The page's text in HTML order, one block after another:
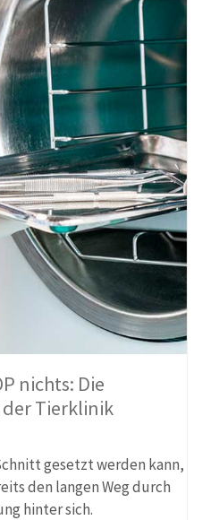
nichts: Die
Tierklinik
gesetzt werden kann,
den langen Weg durch
hinter sich.